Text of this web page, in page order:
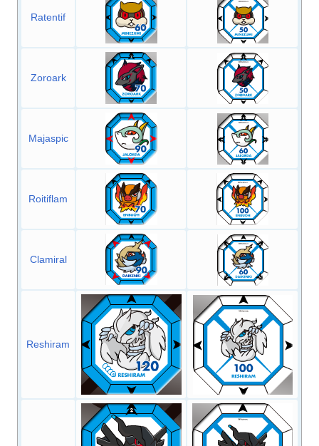
Ratentif
Zoroark
Majaspic
Roitiflam
Clamiral
Reshiram